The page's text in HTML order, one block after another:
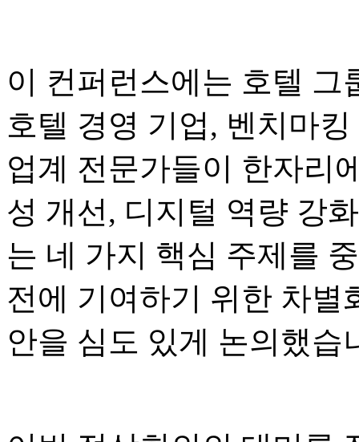
이 컨퍼런스에는 호텔 그
호텔 경영 기업, 벤치마
업계 전문가들이 한자리
성 개선, 디지털 역량 강
는 네 가지 핵심 주제를
전에 기여하기 위한 차별
안을 심도 있게 논의했습